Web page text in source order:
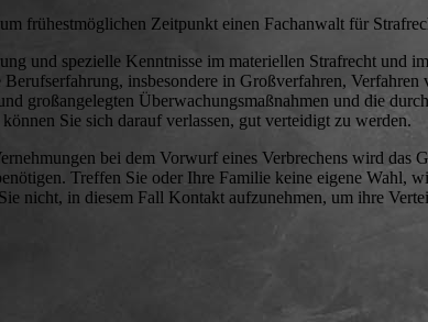
frühestmöglichen Zeitpunkt einen Fachanwalt für
und spezielle Kenntnisse im materiellen Strafrecht und
Berufserfahrung, insbesondere in Großverfahren,
großangelegten Überwachungsmaßnahmen und die
Sie sich darauf verlassen, gut verteidigt zu werden.
bei dem Vorwurf eines Verbrechens wird das
Treffen Sie oder Ihre Familie keine eigene Wahl,
nicht, in diesem Fall Kontakt aufzunehmen, um ihre